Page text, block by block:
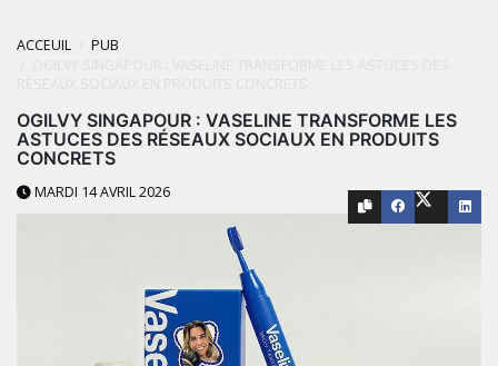
ACCEUIL
PUB
OGILVY SINGAPOUR : VASELINE TRANSFORME LES
ASTUCES DES RÉSEAUX SOCIAUX EN PRODUITS
CONCRETS
MARDI 14 AVRIL 2026